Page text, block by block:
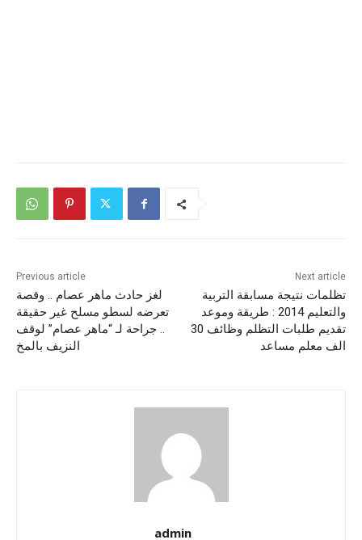
Previous article
لغز حادث ماهر عصام .. وقصة
تعرضه لسطو مسلح غير حقيقة
.. جراحة لـ “ماهر عصام” لوقف
النزيف بالمخ
Next article
تظلمات نتيجة مسابقة التربية
والتعليم 2014 : طريقة وموعد
تقديم طلبات التظلم وظائف 30
الف معلم مساعد
admin